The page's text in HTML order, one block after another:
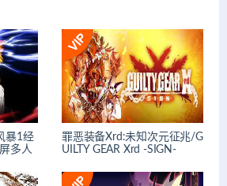
暴1经
多人
罪恶装备Xrd:未知次元征兆/G
UILTY GEAR Xrd -SIGN-